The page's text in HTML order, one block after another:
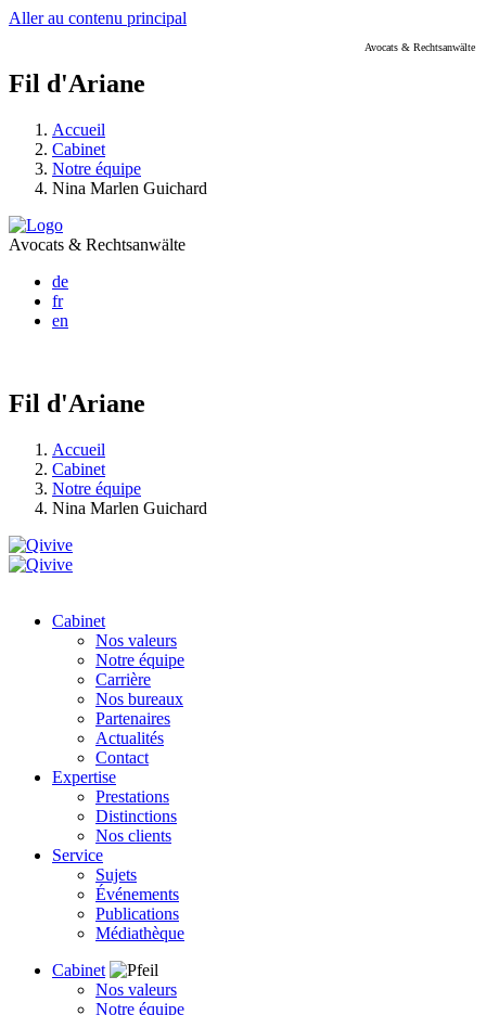
Aller au contenu principal
Avocats & Rechtsanwälte
Fil d'Ariane
Accueil
Cabinet
Notre équipe
Nina Marlen Guichard
Avocats & Rechtsanwälte
de
fr
en
Fil d'Ariane
Accueil
Cabinet
Notre équipe
Nina Marlen Guichard
Cabinet
Nos valeurs
Notre équipe
Carrière
Nos bureaux
Partenaires
Actualités
Contact
Expertise
Prestations
Distinctions
Nos clients
Service
Sujets
Événements
Publications
Médiathèque
Cabinet
Nos valeurs
Notre équipe